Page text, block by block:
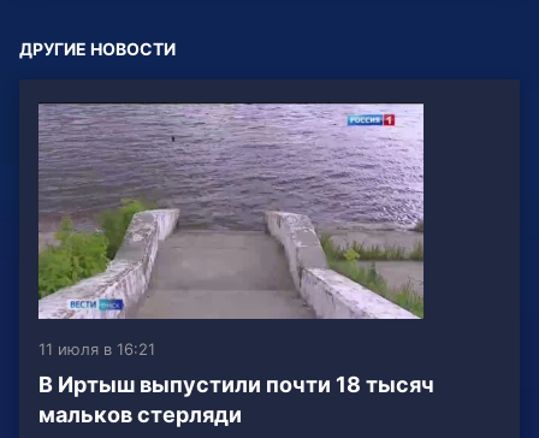
ДРУГИЕ НОВОСТИ
11 июля в 16:21
В Иртыш выпустили почти 18 тысяч
мальков стерляди